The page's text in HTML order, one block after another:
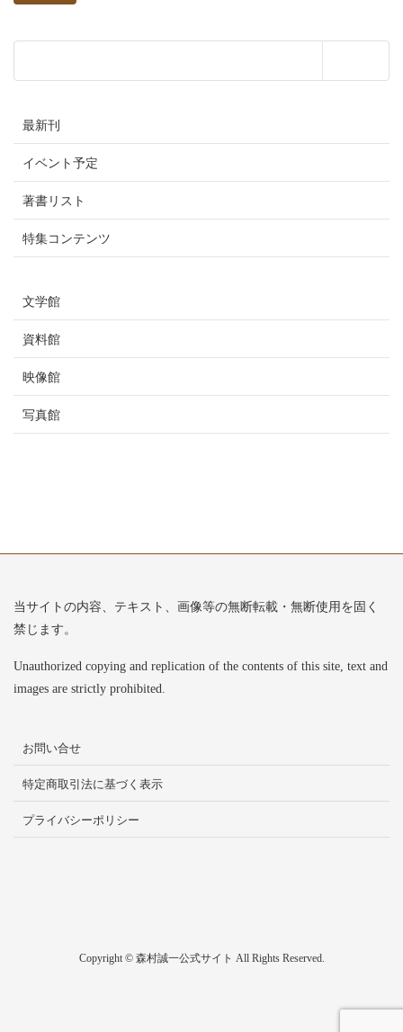
最新刊
イベント予定
著書リスト
特集コンテンツ
文学館
資料館
映像館
写真館
当サイトの内容、テキスト、画像等の無断転載・無断使用を固く
禁じます。
Unauthorized copying and replication of the contents of this site, text and
images are strictly prohibited.
お問い合せ
特定商取引法に基づく表示
プライバシーポリシー
Copyright © 森村誠一公式サイト All Rights Reserved.